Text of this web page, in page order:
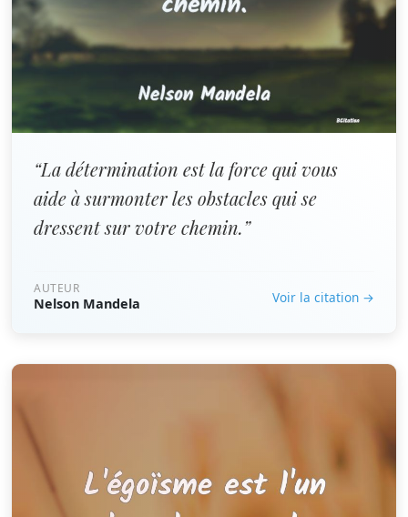
“La détermination est la force qui vous
aide à surmonter les obstacles qui se
dressent sur votre chemin.”
AUTEUR
Nelson Mandela Voir la citation →